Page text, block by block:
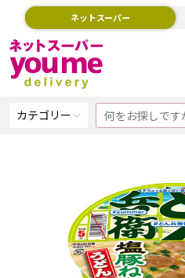
ネットスーパー
カテゴリー